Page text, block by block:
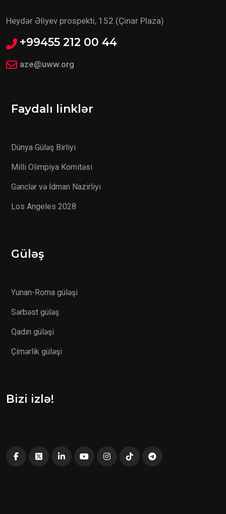
Heydər Əliyev prospekti, 152 (Çinar Plaza)
+99455 212 00 44
aze@uww.org
Faydalı linklər
Dünya Güləş Birliyi
Milli Olimpiya Komitəsi
Gənclər və İdman Nazirliyi
Los Angeles 2028
Güləş
Yunan-Roma güləşi
Sərbəst güləş
Qadın güləşi
Çimərlik güləşi
Bizi izlə!